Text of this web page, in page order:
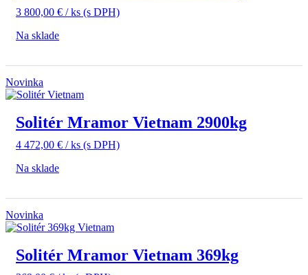
3 800,00 € / ks (s DPH)
Na sklade
Novinka
Solitér Mramor Vietnam 2900kg
4 472,00 € / ks (s DPH)
Na sklade
Novinka
Solitér Mramor Vietnam 369kg